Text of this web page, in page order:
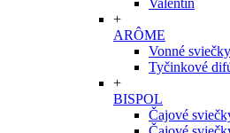
Valentín
+
ARÔME
Vonné sviečky
Tyčinkové
+
BISPOL
Čajové